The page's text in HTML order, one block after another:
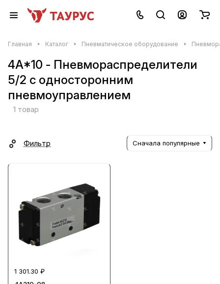
Главная Каталог Пневматическое оборудование
4A*10 - Пневмораспределители
5/2 с односторонним
пневмоуправлением
1 товар
Фильтр Сначала популярные
1 301.30 ₽